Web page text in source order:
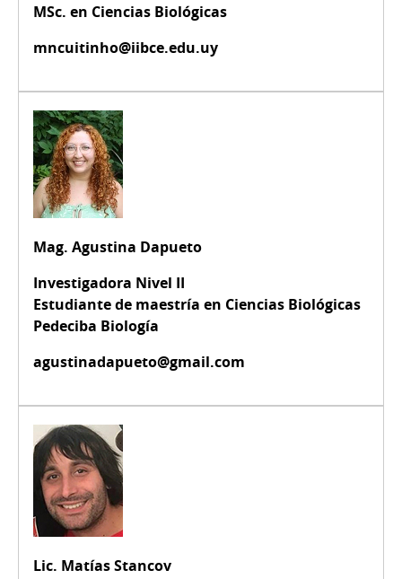
MSc. en Ciencias Biológicas
mncuitinho@iibce.edu.uy
Mag. Agustina Dapueto
Investigadora Nivel II
Estudiante de maestría en Ciencias Biológicas
Pedeciba Biología
agustinadapueto@gmail.com
Lic. Matías Stancov